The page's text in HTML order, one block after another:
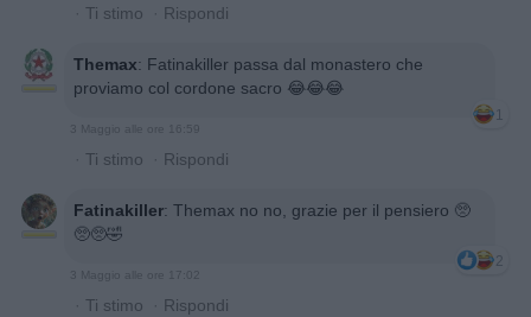
· Ti stimo · Rispondi
Themax: Fatinakiller passa dal monastero che
proviamo col cordone sacro 😂😂😂
1
· Ti stimo · Rispondi
Fatinakiller: Themax no no, grazie per il pensiero 🥺
🥺🥺🤣
2
3 Maggio alle ore 17:02
· Ti stimo · Rispondi